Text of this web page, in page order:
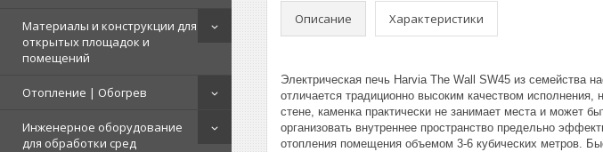
Материалы и конструкции для
открытых площадок и
помещений
Отопление | Обогрев
Инженерное оборудование
для обработки сред
Описание Характеристики
Электрическая печь Harvia The Wall SW45 из семейства
отличается традиционно высоким качеством
стене, каменка практически не занимает места и может
организовать внутреннее пространство предельно
отопления помещения объемом 3-6 кубических метров.